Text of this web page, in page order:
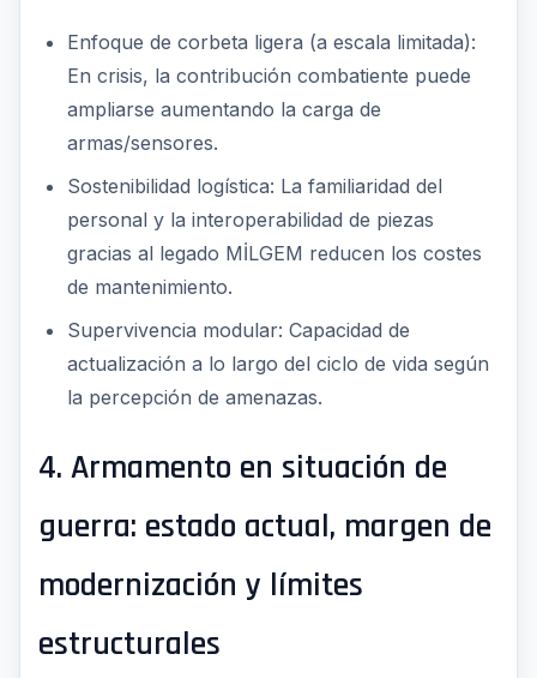
Enfoque de corbeta ligera (a escala limitada):
En crisis, la contribución combatiente puede
ampliarse aumentando la carga de
armas/sensores.
Sostenibilidad logística: La familiaridad del
personal y la interoperabilidad de piezas
gracias al legado MİLGEM reducen los costes
de mantenimiento.
Supervivencia modular: Capacidad de
actualización a lo largo del ciclo de vida según
la percepción de amenazas.
4. Armamento en situación de
guerra: estado actual, margen de
modernización y límites
estructurales